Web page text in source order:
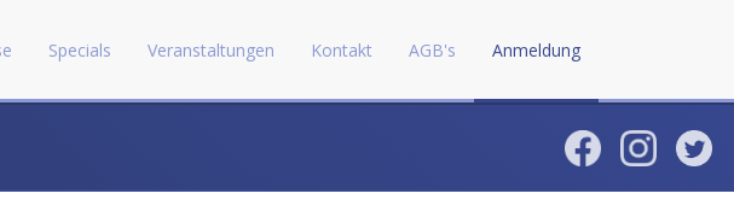
Specials Veranstaltungen Kontakt AGB's Anmeldung